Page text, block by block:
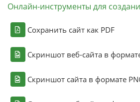
Онлайн-инструменты для
Сохранить сайт как PDF
Скриншот веб-сайта в
Скриншот сайта в формате